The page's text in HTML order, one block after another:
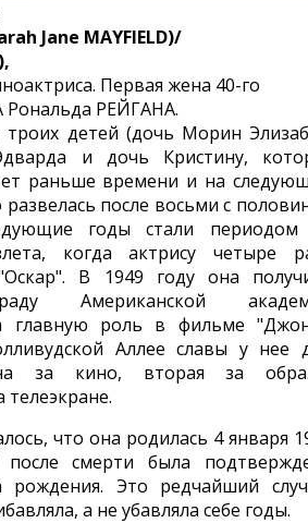
Jane MAYFIELD)/
Первая жена 40-го
РЕЙГАНА.
детей (дочь Морин
и дочь Кристину,
раньше времени и на
пocлe вocьми c
годы стали периодом
когда актрису четыре
В 1949 году она
Американской
главную роль в фильме
Аллее славы у нее
за кино, вторая за
что она родилась 4 января
смерти была
рождения. Это редчайший
а не убавляла себе годы.